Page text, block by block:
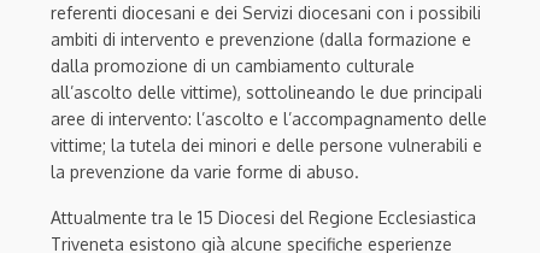
referenti diocesani e dei Servizi diocesani con i possibili
ambiti di intervento e prevenzione (dalla formazione e
dalla promozione di un cambiamento culturale
all’ascolto delle vittime), sottolineando le due principali
aree di intervento: l’ascolto e l’accompagnamento delle
vittime; la tutela dei minori e delle persone vulnerabili e
la prevenzione da varie forme di abuso.
Attualmente tra le 15 Diocesi del Regione Ecclesiastica
Triveneta esistono già alcune specifiche esperienze